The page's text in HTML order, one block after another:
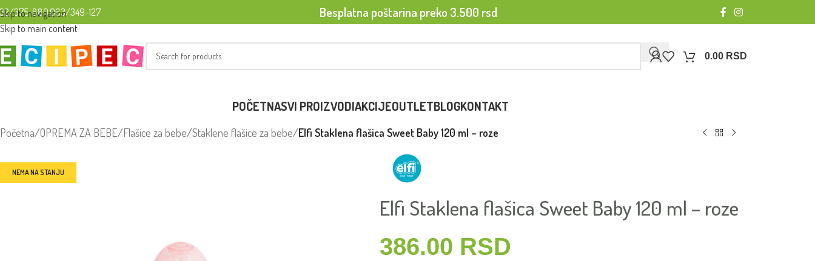
Skip to navigation
Skip to main content
375-880063/349-127 Besplatna poštarina preko 3.500 rsd
0.00 RSD
POČETNASVI PROIZVODIAKCIJEOUTLETBLOGKONTAKT
Početna/OPREMA ZA BEBE/Flašice za bebe/Staklene flašice za bebe/Elfi Staklena flašica Sweet Baby 120 ml – roze
NEMA NA STANJU
Elfi Staklena flašica Sweet Baby 120 ml – roze
386.00 RSD